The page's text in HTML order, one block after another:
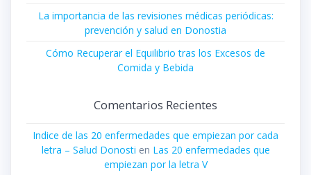
La importancia de las revisiones médicas periódicas:
prevención y salud en Donostia
Cómo Recuperar el Equilibrio tras los Excesos de
Comida y Bebida
Comentarios Recientes
Indice de las 20 enfermedades que empiezan por cada
letra – Salud Donosti en Las 20 enfermedades que
empiezan por la letra V